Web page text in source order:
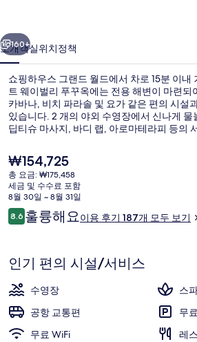
이
벌
리
푸
꾸
옥
의
사
진
러
리
다음
160+
소개객실위치정책
쇼핑하우스 그랜드 월드에서 차로 15분 이내
트 웨이벌리 푸꾸옥에는 전용 해변이 마련되
카바나, 비치 파라솔 및 요가 같은 편의 시설
있습니다. 2 개의 야외 수영장에서 신나게
딥티슈 마사지, 바디 랩, 아로마테라피 등의
The Islander Restaurant의 경우 세계 요리 전
녁 식사를 제공합니다. 이 럭셔리 호텔에는 2
공항 셔틀 및 무료 키즈 클럽도 마련되어 있습
현
재
가
격
은
₩154,725
₩154,725
총 요금: ₩175,458
세금 및 수수료 포함
8월 30일 ~ 8월 31일
이
용
기
8.610점 만점 중 8.6점.
훌륭해요이용 후기 187개 모두 보기
인기 편의 시설/서비스
수영장
스
공항 교통편
무
무료 WiFi
레